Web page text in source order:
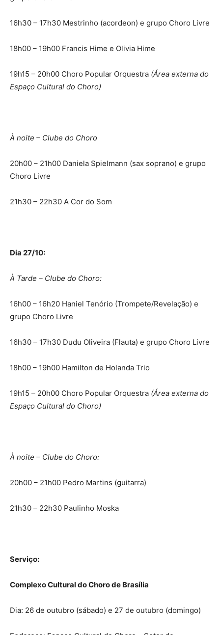
16h30 – 17h30 Mestrinho (acordeon) e grupo Choro Livre
18h00 – 19h00 Francis Hime e Olivia Hime
19h15 – 20h00 Choro Popular Orquestra (Área externa do
Espaço Cultural do Choro)
À noite – Clube do Choro
20h00 – 21h00 Daniela Spielmann (sax soprano) e grupo
Choro Livre
21h30 – 22h30 A Cor do Som
Dia 27/10:
À Tarde – Clube do Choro:
16h00 – 16h20 Haniel Tenório (Trompete/Revelação) e
grupo Choro Livre
16h30 – 17h30 Dudu Oliveira (Flauta) e grupo Choro Livre
18h00 – 19h00 Hamilton de Holanda Trio
19h15 – 20h00 Choro Popular Orquestra (Área externa do
Espaço Cultural do Choro)
À noite – Clube do Choro:
20h00 – 21h00 Pedro Martins (guitarra)
21h30 – 22h30 Paulinho Moska
Serviço:
Complexo Cultural do Choro de Brasília
Dia: 26 de outubro (sábado) e 27 de outubro (domingo)